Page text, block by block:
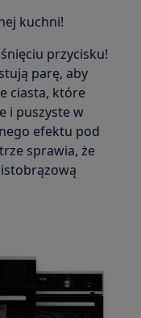
kuchni!
przycisku!
parę, aby
ciasta, które
i puszyste w
efektu pod
sprawia, że